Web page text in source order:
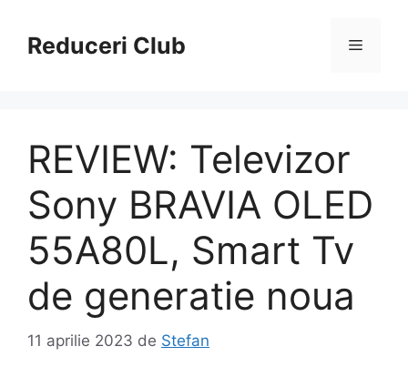
conținutReduceri Club Meniu
REVIEW: Televizor
Sony BRAVIA OLED
55A80L, Smart Tv
de generatie noua
11 aprilie 2023 de Stefan